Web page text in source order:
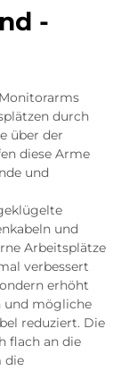
-
durch
über der
diese Arme
und
und
Arbeitsplätze
verbessert
erhöht
und mögliche
reduziert. Die
flach an die
die